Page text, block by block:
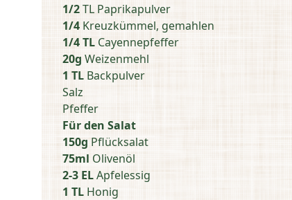
1/2TL Paprikapulver
1/4 Kreuzkümmel, gemahlen
1/4 TL Cayennepfeffer
20g Weizenmehl
1 TL Backpulver
Salz
Pfeffer
Für den Salat
150g Pflücksalat
75ml Olivenöl
2-3 ELApfelessig
1 TL Honig